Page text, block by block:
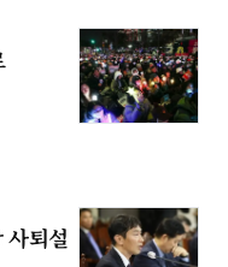
사퇴설